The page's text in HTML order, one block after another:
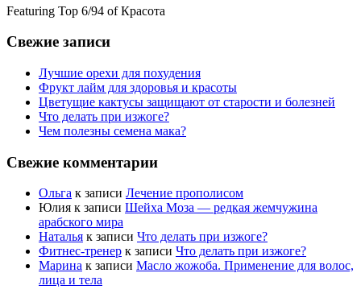
Featuring Top 6/94 of Красота
Свежие записи
Лучшие орехи для похудения
Фрукт лайм для здоровья и красоты
Цветущие кактусы защищают от старости и болезней
Что делать при изжоге?
Чем полезны семена мака?
Свежие комментарии
Ольга к записи Лечение прополисом
Юлия к записи Шейха Моза — редкая жемчужина
арабского мира
Наталья к записи Что делать при изжоге?
Фитнес-тренер к записи Что делать при изжоге?
Марина к записи Масло жожоба. Применение для волос,
лица и тела